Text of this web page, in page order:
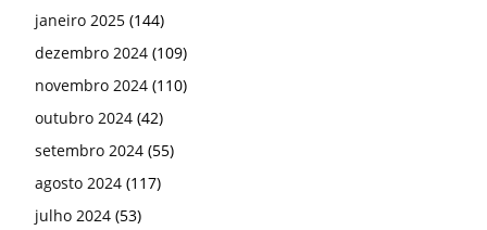
janeiro 2025 (144)
dezembro 2024 (109)
novembro 2024 (110)
outubro 2024 (42)
setembro 2024 (55)
agosto 2024 (117)
julho 2024 (53)